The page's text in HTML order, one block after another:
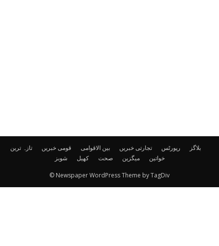
تازہ ترین قومی خبریں بین الاقوامی تجارتی خبریں رپورٹس
بلاگز
شوبز
کھیل صحت میگزین خواتین
© Newspaper WordPress Theme by TagDiv